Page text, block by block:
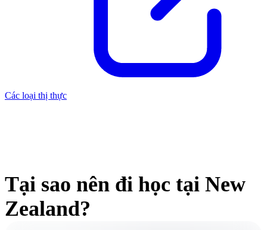
Các loại thị thực
Tại sao nên đi học tại New
Zealand?